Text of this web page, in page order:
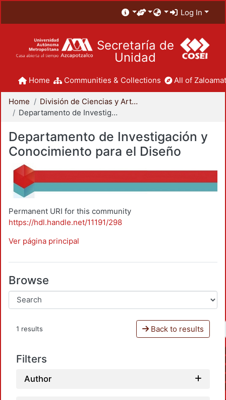
Log In
Secretaría de
Unidad
Home Communities & Collections All of
Home
División de Ciencias y Artes para el Diseño
Departamento de Investigación y Conocimiento para el Diseño
Departamento de Investigación y
Conocimiento para el Diseño
Permanent URI for this community
https://hdl.handle.net/11191/298
Ver página principal
Browse
1 results Back to results
Filters
Author